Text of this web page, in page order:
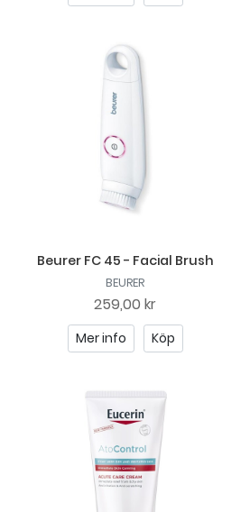
Beurer FC 45 - Facial Brush
BEURER
259,00 kr
Mer info Köp